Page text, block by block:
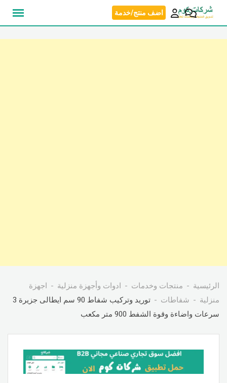
انتقل
اضف منتج/خدمة
الرئيسية منتجات وخدمات ادوات وأجهزة منزلية
اجهزة
منزلية
شفاطات
توريد وتركيب شفاط 90 سم ايطالى جزيرة 3
سرعات واضاءة وقوة الشفط 900 متر مكعب